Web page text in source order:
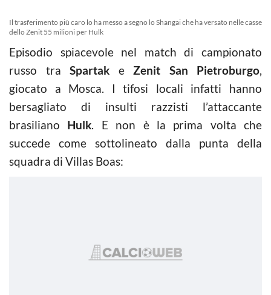
Il trasferimento più caro lo ha messo a segno lo Shangai che ha versato nelle casse
dello Zenit 55 milioni per Hulk
Episodio spiacevole nel match di campionato
russo tra Spartak e Zenit San Pietroburgo,
giocato a Mosca. I tifosi locali infatti hanno
bersagliato di insulti razzisti l’attaccante
brasiliano Hulk. E non è la prima volta che
succede come sottolineato dalla punta della
squadra di Villas Boas: